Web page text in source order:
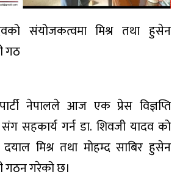
संयोजकत्वमा मिश्र तथा हुसेन
गठ
नेपालले आज एक प्रेस विज्ञप्ति
संग सहकार्य गर्न डा. शिवजी यादव को
मिश्र तथा मोहम्द साबिर हुसेन
गठन गरेको छ।